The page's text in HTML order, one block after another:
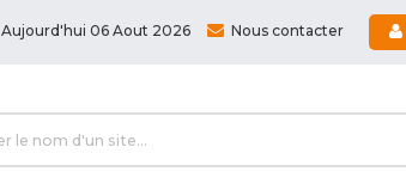
Aujourd'hui 06 Aout 2026 Nous contacter